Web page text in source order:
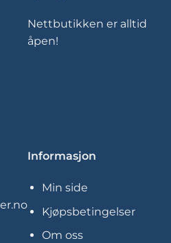
Nettbutikken er alltid
åpen!
Informasjon
Min side
Kjøpsbetingelser
Om oss